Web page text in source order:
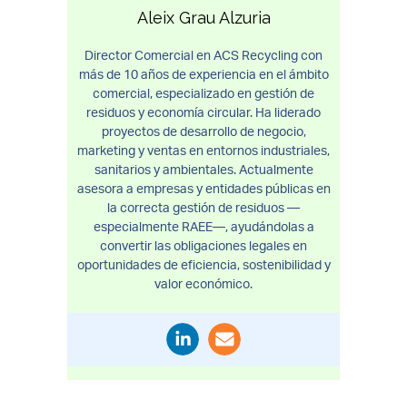
Aleix Grau Alzuria
Director Comercial en ACS Recycling con
más de 10 años de experiencia en el ámbito
comercial, especializado en gestión de
residuos y economía circular. Ha liderado
proyectos de desarrollo de negocio,
marketing y ventas en entornos industriales,
sanitarios y ambientales. Actualmente
asesora a empresas y entidades públicas en
la correcta gestión de residuos —
especialmente RAEE—, ayudándolas a
convertir las obligaciones legales en
oportunidades de eficiencia, sostenibilidad y
valor económico.